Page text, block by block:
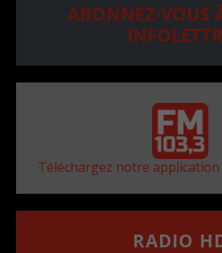
ABONNEZ-VOUS
Téléchargez notre
RADIO